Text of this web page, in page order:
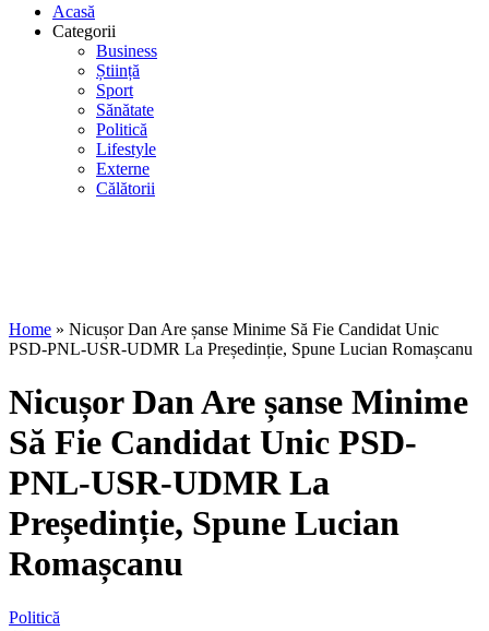
Acasă
Categorii
Business
Știință
Sport
Sănătate
Politică
Lifestyle
Externe
Călătorii
Home » Nicușor Dan Are șanse Minime Să Fie Candidat Unic
PSD-PNL-USR-UDMR La Președinție, Spune Lucian Romașcanu
Nicușor Dan Are șanse Minime
Să Fie Candidat Unic PSD-
PNL-USR-UDMR La
Președinție, Spune Lucian
Romașcanu
Politică